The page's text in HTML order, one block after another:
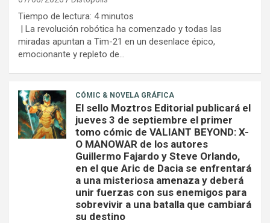
Tiempo de lectura: 4 minutos
| La revolución robótica ha comenzado y todas las
miradas apuntan a Tim-21 en un desenlace épico,
emocionante y repleto de…
CÓMIC & NOVELA GRÁFICA
El sello Moztros Editorial publicará el
jueves 3 de septiembre el primer
tomo cómic de VALIANT BEYOND: X-
O MANOWAR de los autores
Guillermo Fajardo y Steve Orlando,
en el que Aric de Dacia se enfrentará
a una misteriosa amenaza y deberá
unir fuerzas con sus enemigos para
sobrevivir a una batalla que cambiará
su destino